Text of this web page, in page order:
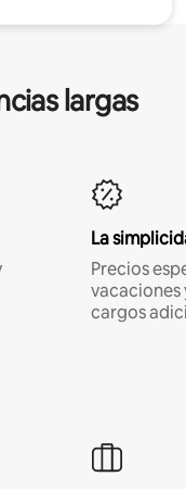
largas
La
Precios
vacaciones
cargos